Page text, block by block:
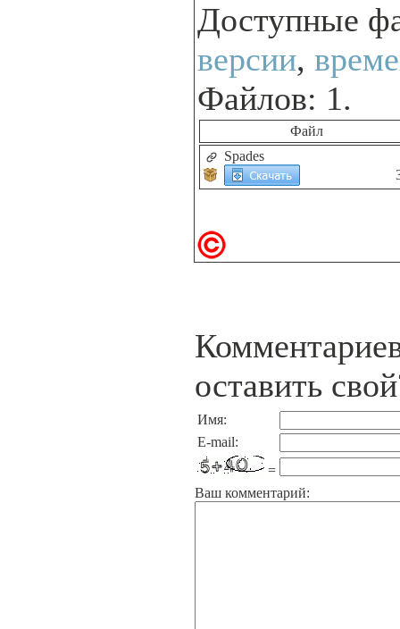
Доступные
версии,
Файлов: 1.
Файл
Spades
оставить
Имя:
E-mail:
=
Ваш комментарий: